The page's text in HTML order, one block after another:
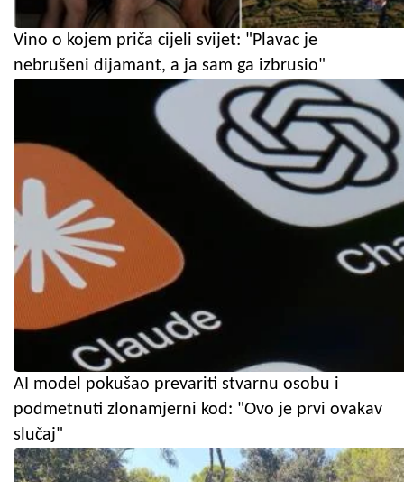
Vino o kojem priča cijeli svijet: "Plavac je
nebrušeni dijamant, a ja sam ga izbrusio"
AI model pokušao prevariti stvarnu osobu i
podmetnuti zlonamjerni kod: "Ovo je prvi ovakav
slučaj"